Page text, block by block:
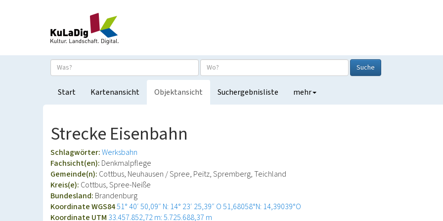
Suche
Start Kartenansicht Objektansicht Suchergebnisliste mehr
Strecke Eisenbahn
Schlagwörter:Werksbahn
Fachsicht(en): Denkmalpflege
Gemeinde(n): Cottbus, Neuhausen / Spree, Peitz, Spremberg, Teichland
Kreis(e): Cottbus, Spree-Neiße
Bundesland: Brandenburg
Koordinate WGS8451° 40′ 50,09″ N: 14° 23′ 25,39″ O51,68058°N: 14,39039°O
Koordinate UTM 33.457.852,72 m: 5.725.688,37 m